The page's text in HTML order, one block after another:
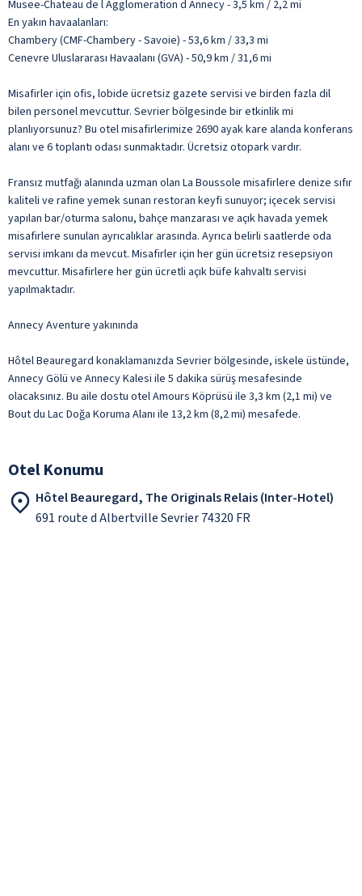
Musee-Chateau de l Agglomeration d Annecy - 3,5 km / 2,2 mi
En yakın havaalanları:
Chambery (CMF-Chambery - Savoie) - 53,6 km / 33,3 mi
Cenevre Uluslararası Havaalanı (GVA) - 50,9 km / 31,6 mi
Misafirler için ofis, lobide ücretsiz gazete servisi ve birden fazla dil
bilen personel mevcuttur. Sevrier bölgesinde bir etkinlik mi
planlıyorsunuz? Bu otel misafirlerimize 2690 ayak kare alanda konferans
alanı ve 6 toplantı odası sunmaktadır. Ücretsiz otopark vardır.
Fransız mutfağı alanında uzman olan La Boussole misafirlere denize sıfır
kaliteli ve rafine yemek sunan restoran keyfi sunuyor; içecek servisi
yapılan bar/oturma salonu, bahçe manzarası ve açık havada yemek
misafirlere sunulan ayrıcalıklar arasında. Ayrıca belirli saatlerde oda
servisi imkanı da mevcut. Misafirler için her gün ücretsiz resepsiyon
mevcuttur. Misafirlere her gün ücretli açık büfe kahvaltı servisi
yapılmaktadır.
Annecy Aventure yakınında
Hôtel Beauregard konaklamanızda Sevrier bölgesinde, iskele üstünde,
Annecy Gölü ve Annecy Kalesi ile 5 dakika sürüş mesafesinde
olacaksınız. Bu aile dostu otel Amours Köprüsü ile 3,3 km (2,1 mi) ve
Bout du Lac Doğa Koruma Alanı ile 13,2 km (8,2 mi) mesafede.
Otel Konumu
Hôtel Beauregard, The Originals Relais (Inter-Hotel)
691 route d Albertville Sevrier 74320 FR